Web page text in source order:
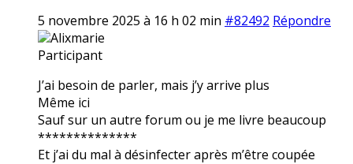
5 novembre 2025 à 16 h 02 min #82492 Répondre
Alixmarie
Participant
J’ai besoin de parler, mais j’y arrive plus
Même ici
Sauf sur un autre forum ou je me livre beaucoup
**************
Et j’ai du mal à désinfecter après m’être coupée